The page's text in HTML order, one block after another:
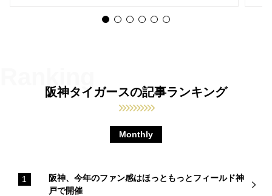
阪神タイガースの記事ランキング
Monthly
阪神、今年のファン感はほっともっとフィールド神
戸で開催